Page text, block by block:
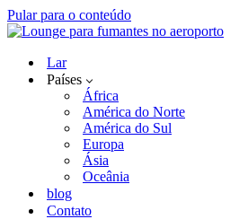
Pular para o conteúdo
Lar
Países
África
América do Norte
América do Sul
Europa
Ásia
Oceânia
blog
Contato